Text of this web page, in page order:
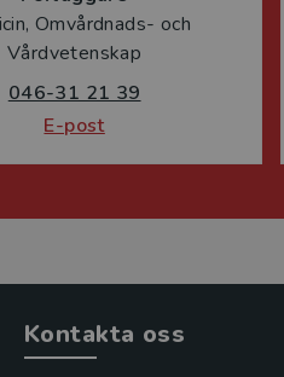
Omvårdnads- och
Vårdvetenskap
046-31 21 39
E-post
Kontakta oss